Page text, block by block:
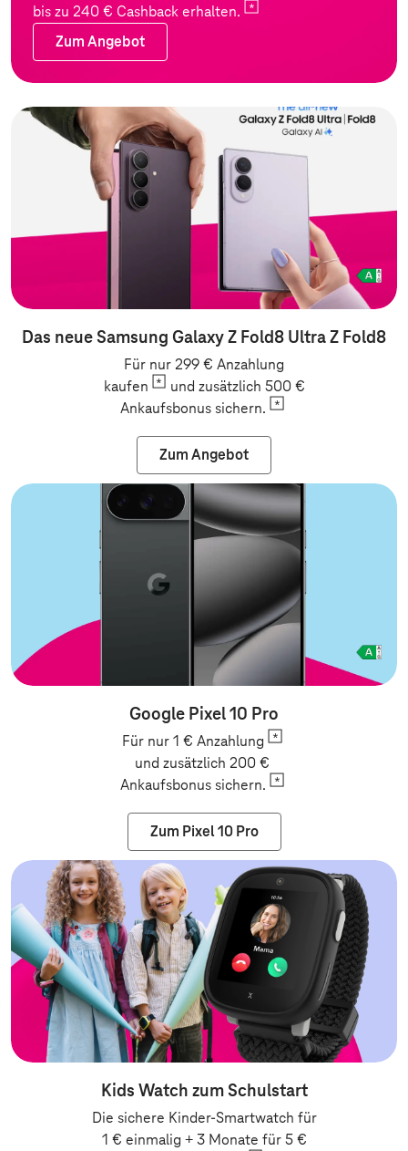
bis zu 240 € Cashbackerhalten.
Zum Angebot
Das neue Samsung Galaxy Z Fold8 Ultra Z Fold8
Für nur 299 € Anzahlung
kaufen
und zusätzlich 500 €
Ankaufsbonus sichern.
Zum Angebot
Google Pixel 10 Pro
Für nur 1 € Anzahlung
und zusätzlich 200 €
Ankaufsbonus sichern.
Zum Pixel 10 Pro
Kids Watch zum Schulstart
Die sichere Kinder-Smartwatch für
1 € einmalig + 3 Monate für 5 €